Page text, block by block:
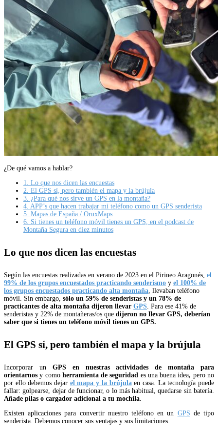
¿De qué vamos a hablar?
1. Lo que nos dicen las encuestas
2. El GPS sí, pero también el mapa y la brújula
3. ¿Para qué nos sirve un GPS en la montaña?
4. APP’s que hacen trabajar mi teléfono como un GPS senderista
5. Mapas de España / OruxMaps
6. Si tienes un teléfono móvil tienes un GPS, en el podcast de
Montaña Segura en diez minutos
Lo que nos dicen las encuestas
Según las encuestas realizadas en verano de 2023 en el Pirineo Aragonés, el
99% de los grupos encuestados practicando senderismo y el 100% de
los grupos encuestados practicando alta montaña, llevaban teléfono
móvil. Sin embargo, sólo un 59% de senderistas y un 78% de
practicantes de alta montaña dijeron llevar GPS. Para ese 41% de
senderistas y 22% de montañeras/os que dijeron no llevar GPS, deberían
saber que si tienes un teléfono móvil tienes un GPS.
El GPS sí, pero también el mapa y la brújula
Incorporar un GPS en nuestras actividades de montaña para
orientarnos y como herramienta de seguridad es una buena idea, pero no
por ello debemos dejar el mapa y la brújulaen casa. La tecnología puede
fallar: golpearse, dejar de funcionar, o lo más habitual, quedarse sin batería.
Añade pilas o cargador adicional a tu mochila.
Existen aplicaciones para convertir nuestro teléfono en un GPS de tipo
senderista. Debemos conocer sus ventajas y sus limitaciones.